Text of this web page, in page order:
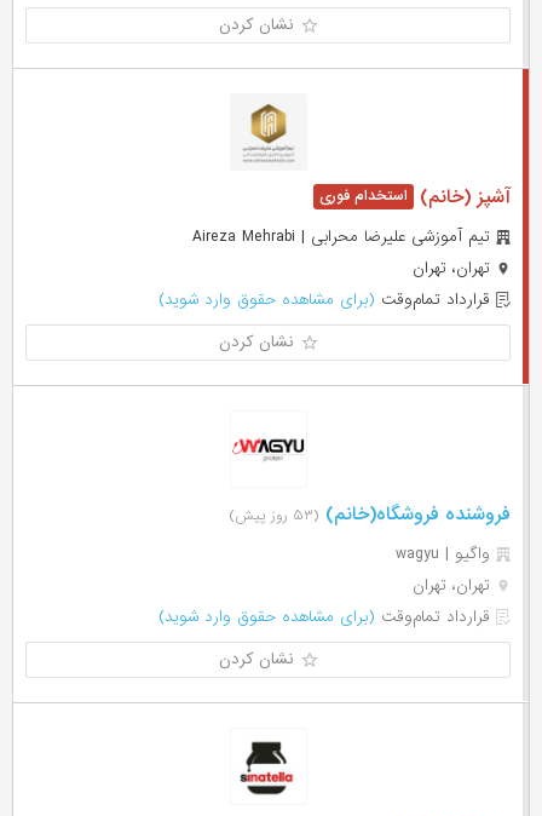
نشان کردن
آشپز (خانم)
تیم آموزشی علیرضا محرابی | Aireza Mehrabi
تهران، تهران
قرارداد تمام‌وقت (برای مشاهده حقوق وارد شوید)
نشان کردن
فروشنده فروشگاه(خانم) (۵۳ روز پیش)
واگیو | wagyu
تهران، تهران
قرارداد تمام‌وقت (برای مشاهده حقوق وارد شوید)
نشان کردن